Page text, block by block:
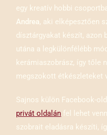
egy kreatív hobbi
Andrea, aki elképesztően
dísztárgyakat készít, azon
utána a legkülönfélébb
kerámiaszobrász, így tőle
megszokott étkészleteket
Sajnos külön Facebook-
privát oldalán fel lehet
szobrait eladásra készíti,